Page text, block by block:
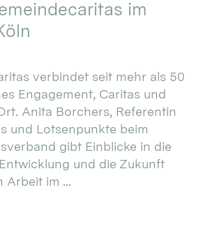
im
verbindet seit mehr als 50
Engagement, Caritas und
Anita Borchers, Referentin
und Lotsenpunkte beim
gibt Einblicke in die
und die Zukunft
Arbeit im ...